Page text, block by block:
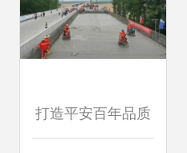
打造平安百年品质